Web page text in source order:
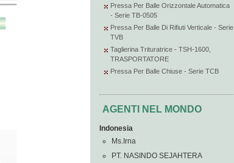
Pressa Per Balle Orizzontale Automatica
- Serie TB-0505
Pressa Per Balle Di Rifiuti Verticale - Serie
TVB
Taglierina Trituratrice - TSH-1600,
TRASPORTATORE
Pressa Per Balle Chiuse - Serie TCB
AGENTI NEL MONDO
Indonesia
Ms.Irna
PT. NASINDO SEJAHTERA